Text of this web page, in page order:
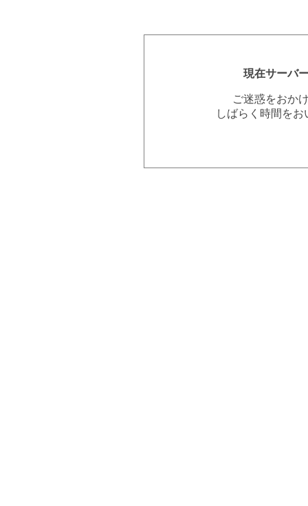
現在サーバ
ご迷惑をおか
しばらく時間を